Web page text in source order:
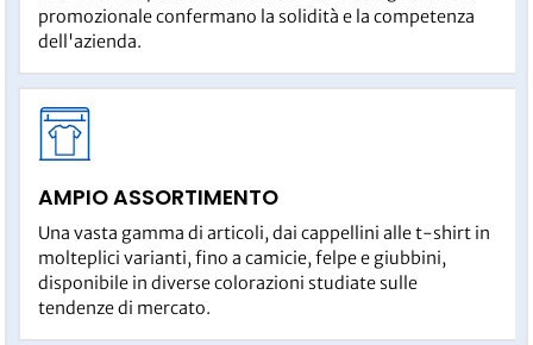
promozionale confermano la solidità e la competenza
dell'azienda.
AMPIO ASSORTIMENTO
Una vasta gamma di articoli, dai cappellini alle t-shirt in
molteplici varianti, fino a camicie, felpe e giubbini,
disponibile in diverse colorazioni studiate sulle
tendenze di mercato.